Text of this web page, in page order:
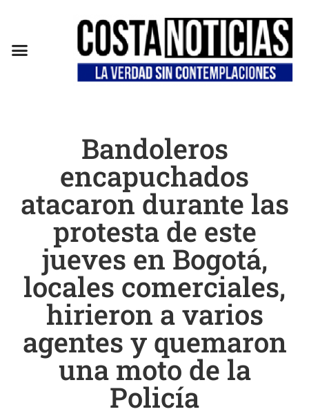
Bandoleros
encapuchados
atacaron durante las
protesta de este
jueves en Bogotá,
locales comerciales,
hirieron a varios
agentes y quemaron
una moto de la
Policía